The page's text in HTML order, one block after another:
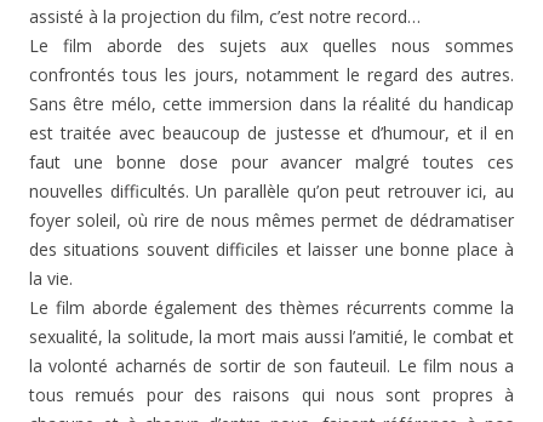
assisté à la projection du film, c’est notre record…
Le film aborde des sujets aux quelles nous sommes
confrontés tous les jours, notamment le regard des autres.
Sans être mélo, cette immersion dans la réalité du handicap
est traitée avec beaucoup de justesse et d’humour, et il en
faut une bonne dose pour avancer malgré toutes ces
nouvelles difficultés. Un parallèle qu’on peut retrouver ici, au
foyer soleil, où rire de nous mêmes permet de dédramatiser
des situations souvent difficiles et laisser une bonne place à
la vie.
Le film aborde également des thèmes récurrents comme la
sexualité, la solitude, la mort mais aussi l’amitié, le combat et
la volonté acharnés de sortir de son fauteuil. Le film nous a
tous remués pour des raisons qui nous sont propres à